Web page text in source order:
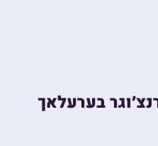
בערעלאך